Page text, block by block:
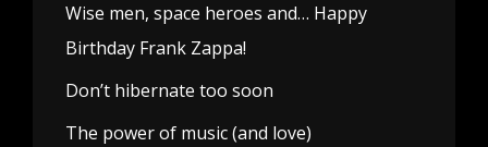
Wise men, space heroes and… Happy
Birthday Frank Zappa!
Don’t hibernate too soon
The power of music (and love)